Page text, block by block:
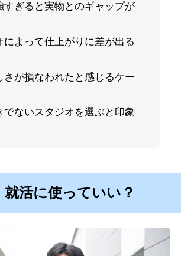
すぎると実物とのギャップが
によって仕上がりに差が出る
さが損なわれたと感じるケー
でないスタジオを選ぶと印象
就活に使っていい？